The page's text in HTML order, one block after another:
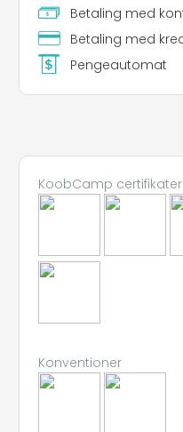
Betaling med
Betaling med
Pengeautomat
KoobCamp certifikater
Konventioner